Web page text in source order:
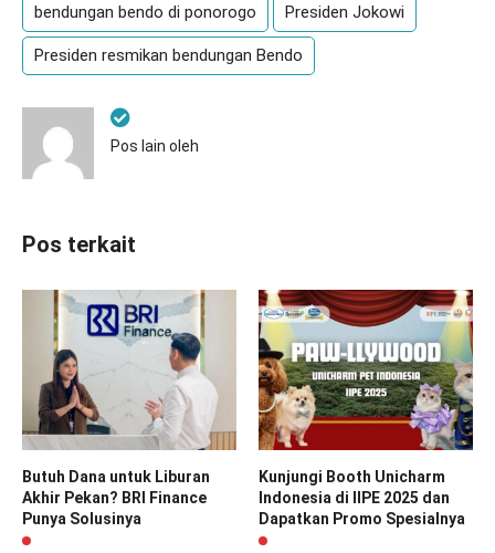
bendungan bendo di ponorogo Presiden Jokowi
Presiden resmikan bendungan Bendo
Pos lain oleh
Pos terkait
Butuh Dana untuk Liburan
Akhir Pekan? BRI Finance
Punya Solusinya
Kunjungi Booth Unicharm
Indonesia di IIPE 2025 dan
Dapatkan Promo Spesialnya